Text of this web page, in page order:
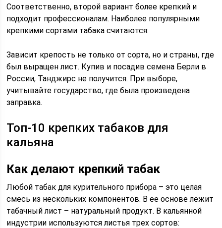
Соответственно, второй вариант более крепкий и
подходит профессионалам. Наиболее популярными
крепкими сортами табака считаются:
Зависит крепость не только от сорта, но и страны, где
был выращен лист. Купив и посадив семена Берли в
России, Танджирс не получится. При выборе,
учитывайте государство, где была произведена
заправка.
Топ-10 крепких табаков для
кальяна
Как делают крепкий табак
Любой табак для курительного прибора – это целая
смесь из нескольких компонентов. В ее основе лежит
табачный лист – натуральный продукт. В кальянной
индустрии используются листья трех сортов: